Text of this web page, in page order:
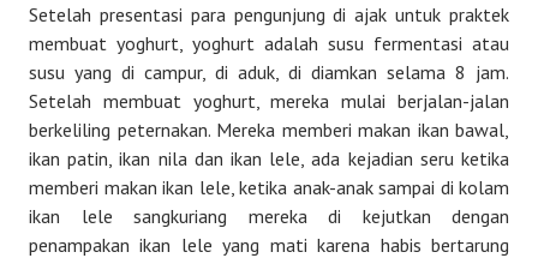
Setelah presentasi para pengunjung di ajak untuk praktek
membuat yoghurt, yoghurt adalah susu fermentasi atau
susu yang di campur, di aduk, di diamkan selama 8 jam.
Setelah membuat yoghurt, mereka mulai berjalan-jalan
berkeliling peternakan. Mereka memberi makan ikan bawal,
ikan patin, ikan nila dan ikan lele, ada kejadian seru ketika
memberi makan ikan lele, ketika anak-anak sampai di kolam
ikan lele sangkuriang mereka di kejutkan dengan
penampakan ikan lele yang mati karena habis bertarung